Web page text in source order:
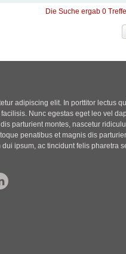
Die Suche ergab 0
adipiscing elit. In porttitor lectus
Nunc egestas eget leo vel
parturient montes, nascetur
penatibus et magnis dis
ipsum, ac tincidunt felis pharetra